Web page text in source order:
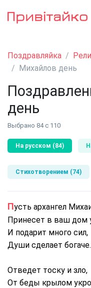
Поздравляйка
Михайлов день
день
Выбрано 84 с 110
На русском (84)
Стихотворением (74)
Пусть архангел
Принесет в ваш дом
И подарит много сил,
Души сделает богаче.
Отведет тоску и зло,
От беды крылом